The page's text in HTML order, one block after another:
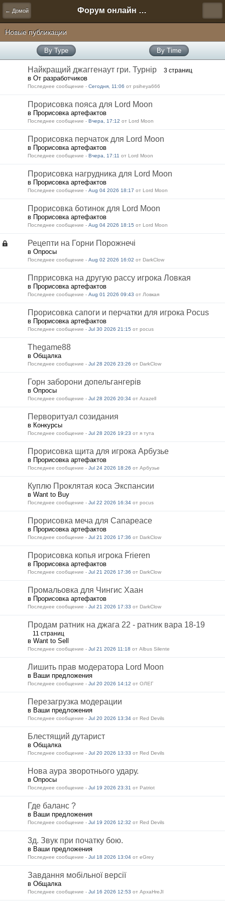
← Домой Форум онлайн игры "Новая Эра" (Нюра Биз)
Новые публикации
By Type By Time
Найкращий джаггенаут гри. Турнір 3 страниц
в От разработчиков
Последнее сообщение - Сегодня, 11:06 от psiheya666
Прорисовка пояса для Lord Moon
в Прорисовка артефактов
Последнее сообщение - Вчера, 17:12 от Lord Moon
Прорисовка перчаток для Lord Moon
в Прорисовка артефактов
Последнее сообщение - Вчера, 17:11 от Lord Moon
Прорисовка нагрудника для Lord Moon
в Прорисовка артефактов
Последнее сообщение - Aug 04 2026 18:17 от Lord Moon
Прорисовка ботинок для Lord Moon
в Прорисовка артефактов
Последнее сообщение - Aug 04 2026 18:15 от Lord Moon
Рецепти на Горни Порожнечі
в Опросы
Последнее сообщение - Aug 02 2026 16:02 от DarkClow
Ппррисовка на другую рассу игрока Ловкая
в Прорисовка артефактов
Последнее сообщение - Aug 01 2026 09:43 от Ловкая
Прорисовка сапоги и перчатки для игрока Pocus
в Прорисовка артефактов
Последнее сообщение - Jul 30 2026 21:15 от pocus
Thegame88
в Общалка
Последнее сообщение - Jul 28 2026 23:26 от DarkClow
Горн заборони допельгангерів
в Опросы
Последнее сообщение - Jul 28 2026 20:34 от Azazell
Перворитуал созидания
в Конкурсы
Последнее сообщение - Jul 28 2026 19:23 от я тута
Прорисовка щита для игрока Арбузье
в Прорисовка артефактов
Последнее сообщение - Jul 24 2026 18:26 от Арбузье
Куплю Проклятая коса Экспансии
в Want to Buy
Последнее сообщение - Jul 22 2026 16:34 от pocus
Прорисовка меча для Canapeace
в Прорисовка артефактов
Последнее сообщение - Jul 21 2026 17:36 от DarkClow
Прорисовка копья игрока Frieren
в Прорисовка артефактов
Последнее сообщение - Jul 21 2026 17:36 от DarkClow
Промальовка для Чингис Хаан
в Прорисовка артефактов
Последнее сообщение - Jul 21 2026 17:33 от DarkClow
Продам ратник на джага 22 - ратник вара 18-19
11 страниц
в Want to Sell
Последнее сообщение - Jul 21 2026 11:18 от Albus Silente
Лишить прав модератора Lord Moon
в Ваши предложения
Последнее сообщение - Jul 20 2026 14:12 от ОЛЕГ
Перезагрузка модерации
в Ваши предложения
Последнее сообщение - Jul 20 2026 13:34 от Red Devils
Блестящий дутарист
в Общалка
Последнее сообщение - Jul 20 2026 13:33 от Red Devils
Нова аура зворотнього удару.
в Опросы
Последнее сообщение - Jul 19 2026 23:31 от Patriot
Где баланс ?
в Ваши предложения
Последнее сообщение - Jul 19 2026 12:32 от Red Devils
3д. Звук при початку бою.
в Ваши предложения
Последнее сообщение - Jul 18 2026 13:04 от eGrey
Завдання мобільної версії
в Общалка
Последнее сообщение - Jul 16 2026 12:53 от ApxaHreJI